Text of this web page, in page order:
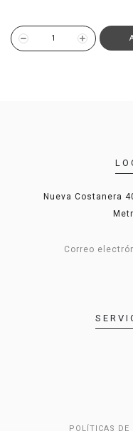
Nueva Costanera
Correo
POLÍTICAS DE